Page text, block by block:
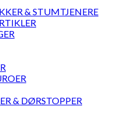
& STUMTJENERE
& DØRSTOPPER